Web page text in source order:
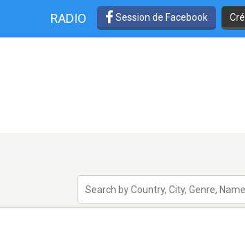
RADIO Session de Facebook